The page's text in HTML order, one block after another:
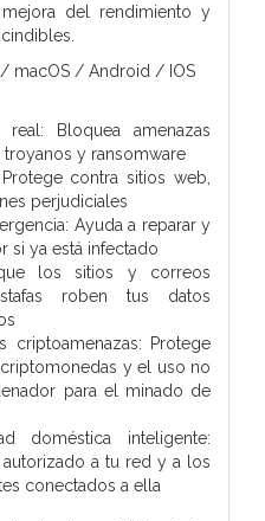
del rendimiento y
macOS / Android / IOS
Bloquea amenazas
y ransomware
contra sitios web,
perjudiciales
Ayuda a reparar y
si ya está infectado
los sitios y correos
roben tus datos
criptoamenazas: Protege
y el uso no
para el minado de
doméstica inteligente:
a tu red y a los
conectados a ella